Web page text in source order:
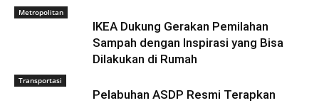
Metropolitan
IKEA Dukung Gerakan Pemilahan
Sampah dengan Inspirasi yang Bisa
Dilakukan di Rumah
Transportasi
Pelabuhan ASDP Resmi Terapkan